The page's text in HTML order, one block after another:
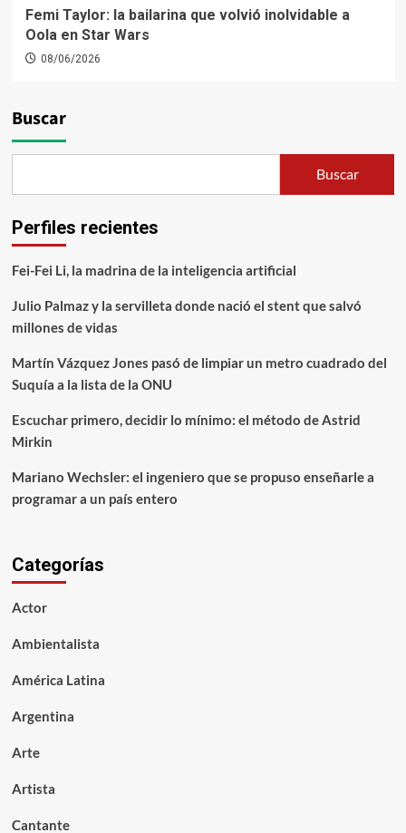
Femi Taylor: la bailarina que volvió inolvidable a
Oola en Star Wars
08/06/2026
Buscar
Buscar
Perfiles recientes
Fei-Fei Li, la madrina de la inteligencia artificial
Julio Palmaz y la servilleta donde nació el stent que salvó
millones de vidas
Martín Vázquez Jones pasó de limpiar un metro cuadrado del
Suquía a la lista de la ONU
Escuchar primero, decidir lo mínimo: el método de Astrid
Mirkin
Mariano Wechsler: el ingeniero que se propuso enseñarle a
programar a un país entero
Categorías
Actor
Ambientalista
América Latina
Argentina
Arte
Artista
Cantante